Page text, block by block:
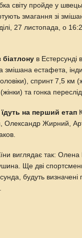
світу пройде у
змагання зі
27 листопада, о
біатлону в Естерсунді
естафета,
спринт 7,5 км
та гонка
їдуть на перший етап
Олександр Жирний,
виглядає так:
Ще дві
будуть